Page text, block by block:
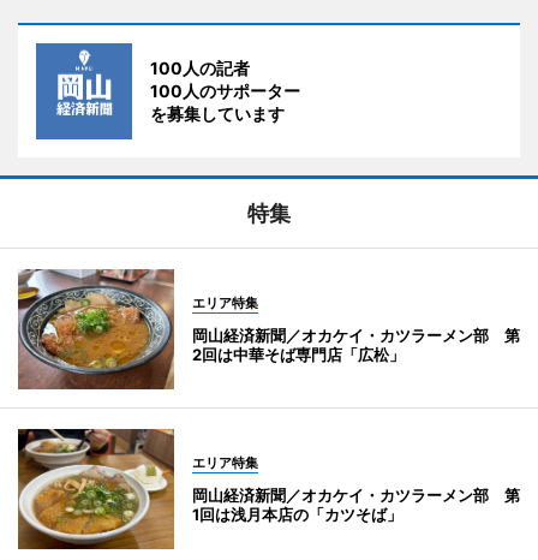
100人の記者
100人のサポーター
を募集しています
特集
エリア特集
岡山経済新聞／オカケイ・カツラーメン部 第
2回は中華そば専門店「広松」
エリア特集
岡山経済新聞／オカケイ・カツラーメン部 第
1回は浅月本店の「カツそば」